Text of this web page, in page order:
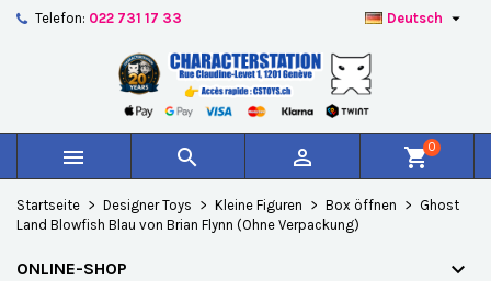
Telefon: 022 731 17 33 Deutsch 
   shopping_cart0
Startseite Designer Toys Kleine Figuren Box öffnen
Ghost
Land Blowfish Blau von Brian Flynn (Ohne Verpackung)
ONLINE-SHOP
Create new list
Name der Wunschliste
Abbrechen Wunschliste erstellen
Sie müssen angemeldet sein, um Artikel Ihrer
Wunschliste hinzufügen zu können.